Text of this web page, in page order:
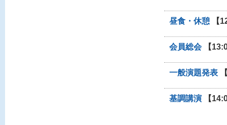
昼食・休憩 【
会員総会 【
一般演題発表
基調講演 【